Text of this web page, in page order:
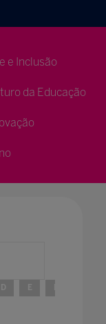
e Inclusão
da Educação
E